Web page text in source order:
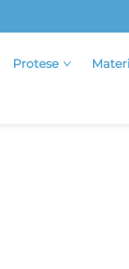
Protese